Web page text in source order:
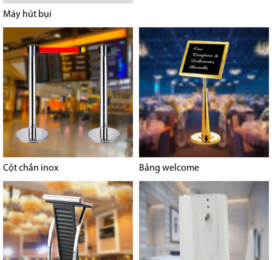
Máy hút bụi
Cột chắn inox Bảng welcome